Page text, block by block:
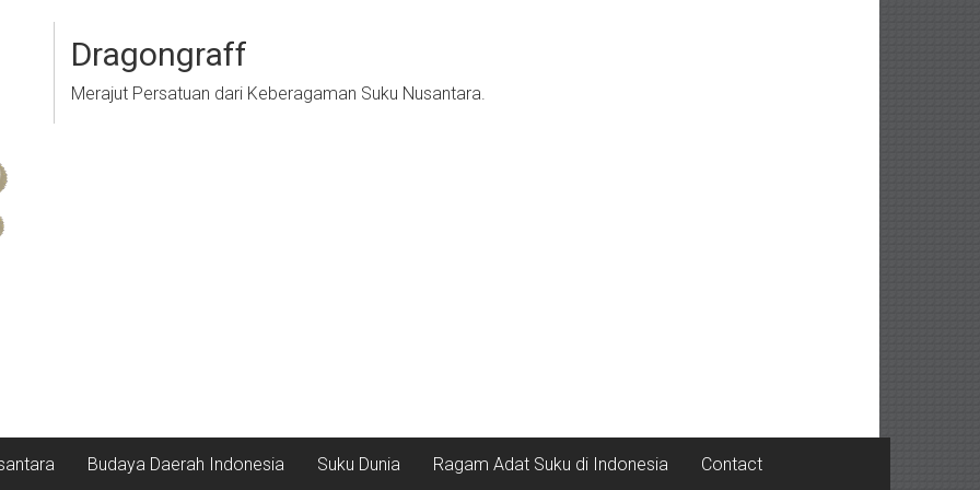
Dragongraff
Merajut Persatuan dari Keberagaman Suku Nusantara.
Budaya Daerah Indonesia Suku Dunia Ragam Adat Suku di Indonesia Contact